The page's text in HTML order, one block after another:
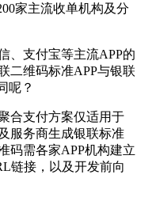
家主流收单机构及分
支付宝等主流APP的
二维码标准APP与银联
呢？
合支付方案仅适用于
服务商生成银联标准
码需各家APP机构建立
链接，以及开发前向